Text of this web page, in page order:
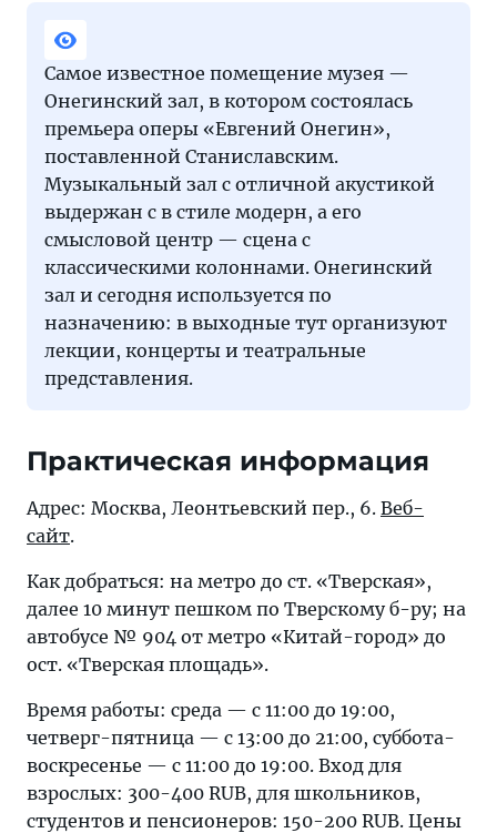
Самое известное помещение музея —
Онегинский зал, в котором состоялась
премьера оперы «Евгений Онегин»,
поставленной Станиславским.
Музыкальный зал с отличной акустикой
выдержан с в стиле модерн, а его
смысловой центр — сцена с
классическими колоннами. Онегинский
зал и сегодня используется по
назначению: в выходные тут организуют
лекции, концерты и театральные
представления.
Практическая информация
Адрес: Москва, Леонтьевский пер., 6. Веб-
сайт.
Как добраться: на метро до ст. «Тверская»,
далее 10 минут пешком по Тверскому б-ру; на
автобусе № 904 от метро «Китай-город» до
ост. «Тверская площадь».
Время работы: среда — с 11:00 до 19:00,
четверг-пятница — с 13:00 до 21:00, суббота-
воскресенье — с 11:00 до 19:00. Вход для
взрослых: 300-400 RUB, для школьников,
студентов и пенсионеров: 150-200 RUB. Цены